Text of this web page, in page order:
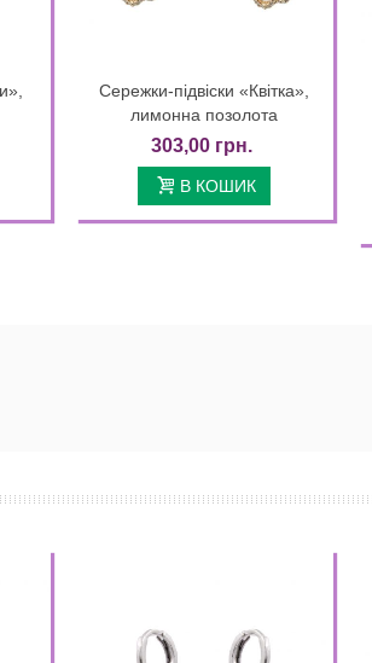
Quick view
Сережки-підвіски «Квітка»,
лимонна позолота
303,00 грн.
В КОШИК